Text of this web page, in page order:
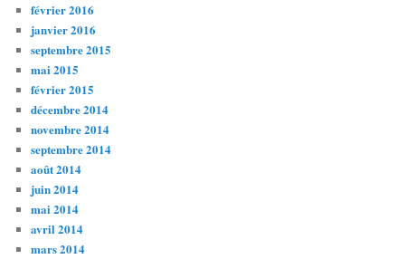
février 2016
janvier 2016
septembre 2015
mai 2015
février 2015
décembre 2014
novembre 2014
septembre 2014
août 2014
juin 2014
mai 2014
avril 2014
mars 2014